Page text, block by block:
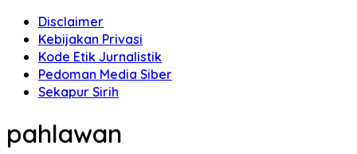
Disclaimer
Kebijakan Privasi
Kode Etik Jurnalistik
Pedoman Media Siber
Sekapur Sirih
pahlawan